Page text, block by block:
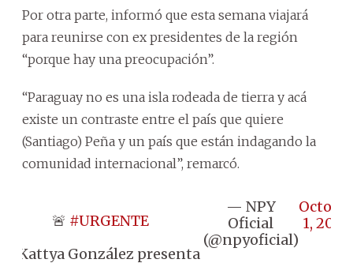
Por otra parte, informó que esta semana viajará
para reunirse con ex presidentes de la región
“porque hay una preocupación”.
“Paraguay no es una isla rodeada de tierra y acá
existe un contraste entre el país que quiere
(Santiago) Peña y un país que están indagando la
comunidad internacional”, remarcó.
🚨 #URGENTE
📌 Kattya González presenta
— NPY
Oficial
(@npyoficial)
1, 2024